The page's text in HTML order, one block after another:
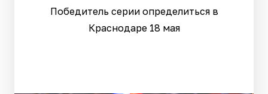
Победитель серии определиться в
Краснодаре 18 мая